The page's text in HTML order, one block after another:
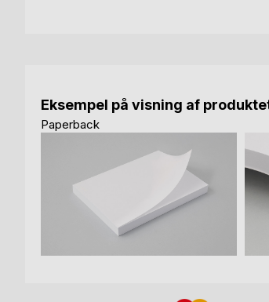
Eksempel på visning af
Paperback